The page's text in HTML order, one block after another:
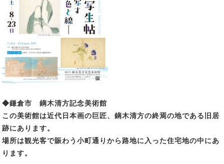
◆鎌倉市 鏑木清方記念美術館
この美術館は近代日本画の巨匠、鏑木清方の終焉の地である旧居
跡にあります。
場所は観光客で賑わう小町通りから路地に入った住宅地の中にあ
ります。